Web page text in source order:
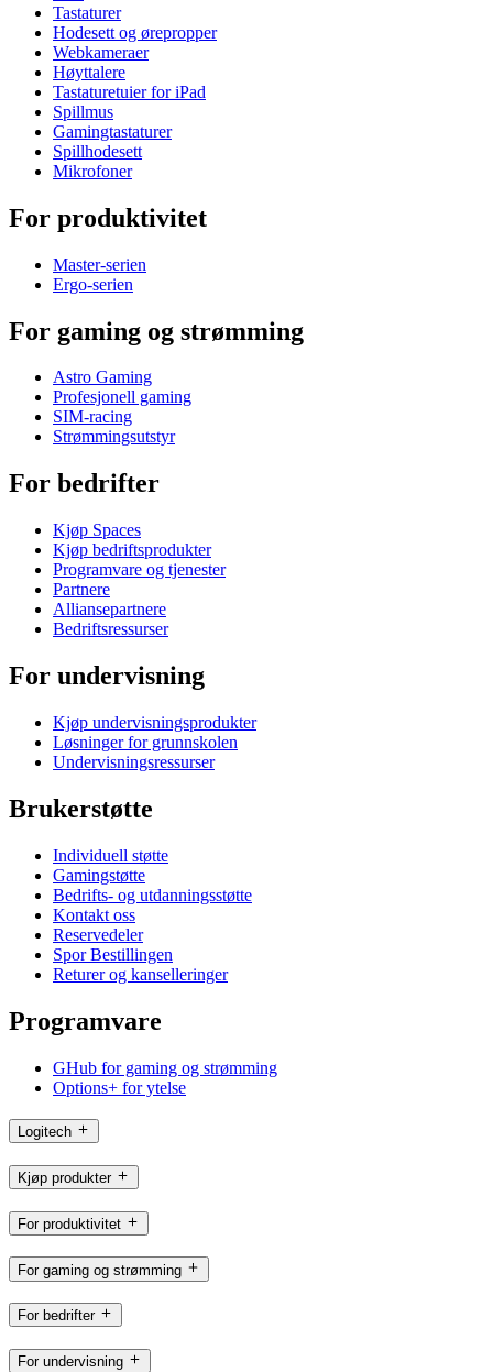
Tastaturer
Hodesett og ørepropper
Webkameraer
Høyttalere
Tastaturetuier for iPad
Spillmus
Gamingtastaturer
Spillhodesett
Mikrofoner
For produktivitet
Master-serien
Ergo-serien
For gaming og strømming
Astro Gaming
Profesjonell gaming
SIM-racing
Strømmingsutstyr
For bedrifter
Kjøp Spaces
Kjøp bedriftsprodukter
Programvare og tjenester
Partnere
Alliansepartnere
Bedriftsressurser
For undervisning
Kjøp undervisningsprodukter
Løsninger for grunnskolen
Undervisningsressurser
Brukerstøtte
Individuell støtte
Gamingstøtte
Bedrifts- og utdanningsstøtte
Kontakt oss
Reservedeler
Spor Bestillingen
Returer og kanselleringer
Programvare
GHub for gaming og strømming
Options+ for ytelse
Logitech
Kjøp produkter
For produktivitet
For gaming og strømming
For bedrifter
For undervisning